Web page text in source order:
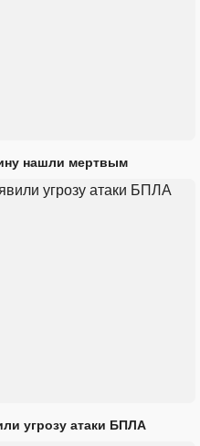
нашли мертвым
угрозу атаки БПЛА